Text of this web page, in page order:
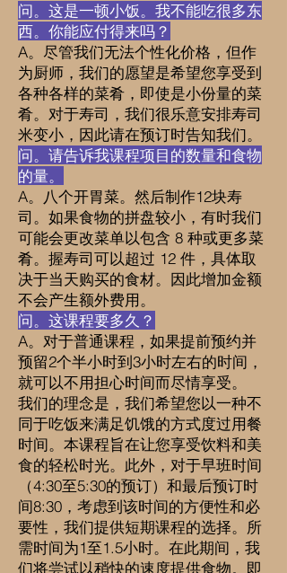
问。这是一顿小饭。我不能吃很多东
西。你能应付得来吗？
A。尽管我们无法个性化价格，但作
为厨师，我们的愿望是希望您享受到
各种各样的菜肴，即使是小份量的菜
肴。对于寿司，我们很乐意安排寿司
米变小，因此请在预订时告知我们。
问。请告诉我课程项目的数量和食物
的量。
A。八个开胃菜。然后制作12块寿
司。如果食物的拼盘较小，有时我们
可能会更改菜单以包含 8 种或更多菜
肴。握寿司可以超过 12 件，具体取
决于当天购买的食材。因此增加金额
不会产生额外费用。
问。这课程要多久？
A。对于普通课程，如果提前预约并
预留2个半小时到3小时左右的时间，
就可以不用担心时间而尽情享受。
我们的理念是，我们希望您以一种不
同于吃饭来满足饥饿的方式度过用餐
时间。本课程旨在让您享受饮料和美
食的轻松时光。此外，对于早班时间
（4:30至5:30的预订）和最后预订时
间8:30，考虑到该时间的方便性和必
要性，我们提供短期课程的选择。所
需时间为1至1.5小时。在此期间，我
们将尝试以稍快的速度提供食物。即